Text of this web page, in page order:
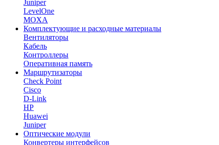
Juniper
LevelOne
MOXA
Комплектующие и расходные материалы
Вентиляторы
Кабель
Контроллеры
Оперативная память
Маршрутизаторы
Check Point
Cisco
D-Link
HP
Huawei
Juniper
Оптические модули
Конвертеры интерфейсов